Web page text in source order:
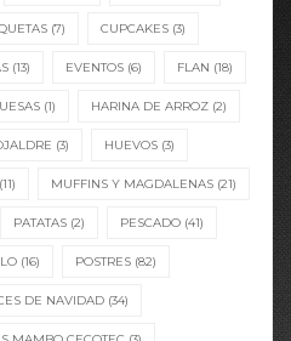
(7) CUPCAKES(3)
(13) EVENTOS (6) FLAN (18)
(1) HARINA DE ARROZ (2)
(3) HUEVOS(3)
MUFFINS Y MAGDALENAS(21)
PATATAS(2) PESCADO(41)
(16) POSTRES(82)
DE NAVIDAD (34)